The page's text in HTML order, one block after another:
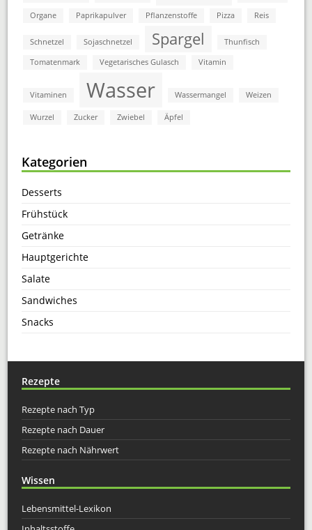
Organe Paprikapulver Pflanzenstoffe Pizza Reis
Schnetzel Sojaschnetzel Spargel Thunfisch
Tomatenmark Vegetarisches Gulasch Vitamin
Vitaminen Wasser Wassermangel Weizen
Wurzel Zucker Zwiebel Äpfel
Kategorien
Desserts
Frühstück
Getränke
Hauptgerichte
Salate
Sandwiches
Snacks
Rezepte
Rezepte nach Typ
Rezepte nach Dauer
Rezepte nach Nährwert
Wissen
Lebensmittel-Lexikon